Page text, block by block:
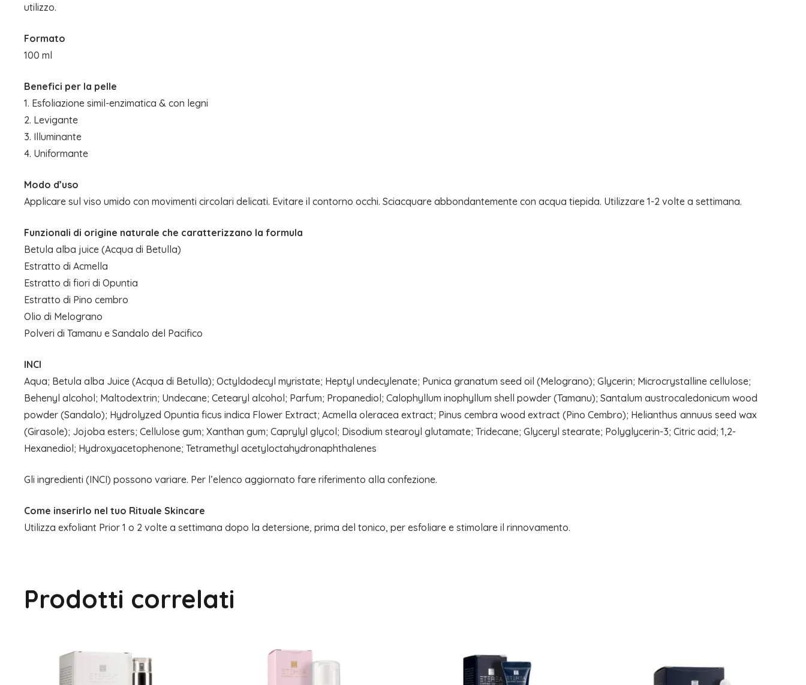
utilizzo.
Formato
100 ml
Benefici per la pelle
1. Esfoliazione simil-enzimatica & con legni
2. Levigante
3. Illuminante
4. Uniformante
Modo d’uso
Applicare sul viso umido con movimenti circolari delicati. Evitare il contorno occhi. Sciacquare abbondantemente con acqua tiepida. Utilizzare 1-2 volte a settimana.
Funzionali di origine naturale che caratterizzano la formula
Betula alba juice (Acqua di Betulla)
Estratto di Acmella
Estratto di fiori di Opuntia
Estratto di Pino cembro
Olio di Melograno
Polveri di Tamanu e Sandalo del Pacifico
INCI
Aqua; Betula alba Juice (Acqua di Betulla); Octyldodecyl myristate; Heptyl undecylenate; Punica granatum seed oil (Melograno); Glycerin; Microcrystalline cellulose;
Behenyl alcohol; Maltodextrin; Undecane; Cetearyl alcohol; Parfum; Propanediol; Calophyllum inophyllum shell powder (Tamanu); Santalum austrocaledonicum wood
powder (Sandalo); Hydrolyzed Opuntia ficus indica Flower Extract; Acmella oleracea extract; Pinus cembra wood extract (Pino Cembro); Helianthus annuus seed wax
(Girasole); Jojoba esters; Cellulose gum; Xanthan gum; Caprylyl glycol; Disodium stearoyl glutamate; Tridecane; Glyceryl stearate; Polyglycerin-3; Citric acid; 1,2-
Hexanediol; Hydroxyacetophenone; Tetramethyl acetyloctahydronaphthalenes
Gli ingredienti (INCI) possono variare. Per l’elenco aggiornato fare riferimento alla confezione.
Come inserirlo nel tuo Rituale Skincare
Utilizza exfoliant Prior 1 o 2 volte a settimana dopo la detersione, prima del tonico, per esfoliare e stimolare il rinnovamento.
Prodotti correlati